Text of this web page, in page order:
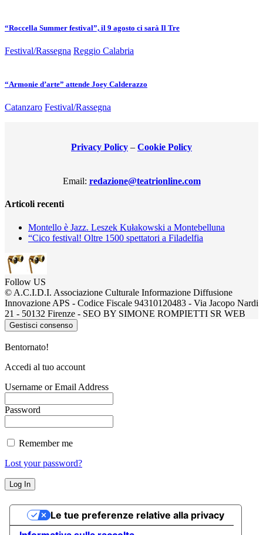
“Roccella Summer festival”, il 9 agosto ci sarà Il Tre
Festival/Rassegna Reggio Calabria
“Armonie d’arte” attende Joey Calderazzo
Catanzaro Festival/Rassegna
Privacy Policy – Cookie Policy
Email: redazione@teatrionline.com
Articoli recenti
Montello è Jazz. Leszek Kułakowski a Montebelluna
“Cico festival! Oltre 1500 spettatori a Filadelfia
Follow US
© A.C.I.D.I. Associazione Culturale Informazione Diffusione
Innovazione APS - Codice Fiscale 94310120483 - Via Jacopo Nardi
21 - 50132 Firenze - SEO BY SIMONE ROMPIETTI SR WEB
Gestisci consenso
Bentornato!
Accedi al tuo account
Username or Email Address
Password
Remember me
Lost your password?
Le tue preferenze relative alla privacy